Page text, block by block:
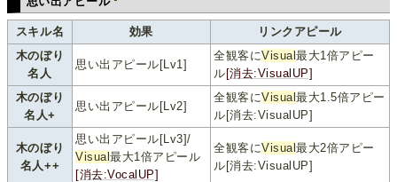
スキル名 効果
リンクアピール
木のぼり
名人
思い出アピール[Lv1]
全観客にVisual最大1倍アピー
ル[消去:VisualUP]
木のぼり
名人+
思い出アピール[Lv2]
全観客にVisual最大1.5倍アピー
ル[消去:VisualUP]
木のぼり
名人++
思い出アピール[Lv3]/
Visual最大1倍アピール
[消去:VocalUP]
全観客にVisual最大2倍アピー
ル[消去:VisualUP]